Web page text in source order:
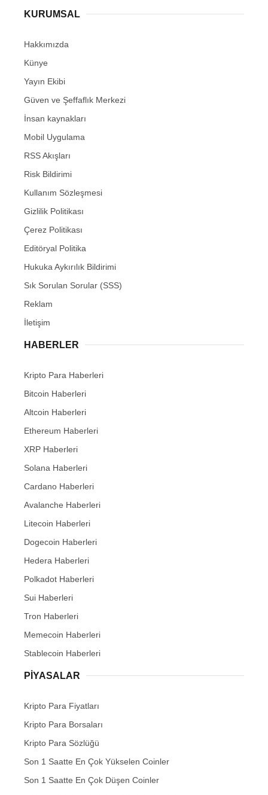
KURUMSAL
Hakkımızda
Künye
Yayın Ekibi
Güven ve Şeffaflık Merkezi
İnsan kaynakları
Mobil Uygulama
RSS Akışları
Risk Bildirimi
Kullanım Sözleşmesi
Gizlilik Politikası
Çerez Politikası
Editöryal Politika
Hukuka Aykırılık Bildirimi
Sık Sorulan Sorular (SSS)
Reklam
İletişim
HABERLER
Kripto Para Haberleri
Bitcoin Haberleri
Altcoin Haberleri
Ethereum Haberleri
XRP Haberleri
Solana Haberleri
Cardano Haberleri
Avalanche Haberleri
Litecoin Haberleri
Dogecoin Haberleri
Hedera Haberleri
Polkadot Haberleri
Sui Haberleri
Tron Haberleri
Memecoin Haberleri
Stablecoin Haberleri
PIYASALAR
Kripto Para Fiyatları
Kripto Para Borsaları
Kripto Para Sözlüğü
Son 1 Saatte En Çok Yükselen Coinler
Son 1 Saatte En Çok Düşen Coinler